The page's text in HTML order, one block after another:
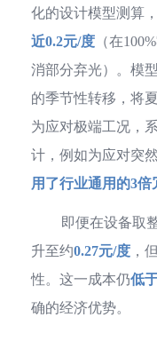
化的设计模型测算，
近0.2元/度 （在
消部分弃光）。模
的季节性转移，将
为应对极端工况，
计，例如为应对突
用了行业通用的3倍
即便在设备取
升至约0.27元/度 ，
性。这一成本仍低
确的经济优势。